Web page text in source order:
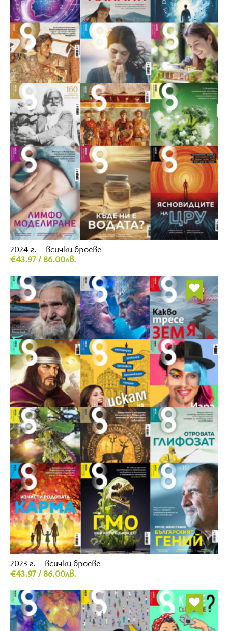
2024 г. – всички броеве
€43.97 / 86.00лв.
2023 г. – всички броеве
€43.97 / 86.00лв.